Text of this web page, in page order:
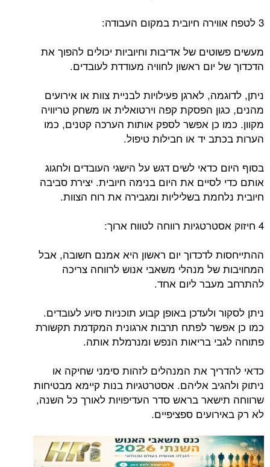
3 לטפח אווירה חיובית במקום העבודה:
מעשים פשוטים של אדיבות וחיוביות יכולים להפוך את
הדכדוך של יום ראשון לחוויה מעודדת לעובדים.
ניתן, לדוגמה, לארגן פעילויות לבניית צוות או אירועים
מהנים, כגון הפסקת קפה וירטואלית או משחק טריוויה
מקוון. כמו כן אפשר לספק אותות הערכה קטנים, כמו
הערות בכתב יד או חבילות טיפול.
בסוף היום כדאי לשים דגש על הישגי העובדים ולחגוג
אותם כדי לסיים את היום בנימה חיובית. יצירת סביבה
חיובית נלחמת בשליליות ומגבירה את רוח הצוות.
4 חיזוק אסטרטגיות רווחה לטווח ארוך:
ההתייחסות לדכדוך יום ראשון היא אמנם חשובה, אבל
המחויבות של מנהלי משאבי אנוש לרווחה צריכה
להתרחב מעבר ליום אחד.
ניתן לסקור ולעדכן באופן קבוע תוכניות סיוע לעובדים.
כמו כן אפשר לפתח תרבות ארגונית המקדמת תקשורת
פתוחה לגבי בריאות הנפש ומנרמלת אותה.
כדאי להדריך את המנהלים לזהות סימני שחיקה או
ניתוק ולהגיב אליהם. אסטרטגיות בנות קיימא מבטיחות
שרווחה תישאר בראש סדר העדיפויות לאורך כל השנה,
לא רק באירועים ספציפיים.